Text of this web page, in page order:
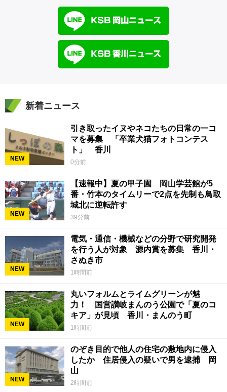
新着ニュース
NEW
引き取ったイヌやネコたちの日常の一コ
マを募集 「卒業犬猫フォトコンテス
ト」 香川
0分前
NEW
【速報中】夏の甲子園 岡山学芸館が5
番・竹本のタイムリーで2点を先制も鳥取
城北に逆転許す
39分前
NEW
電気・通信・機械などの分野で研究開発
を行う人が対象 源内賞を募集 香川・
さぬき市
1時間前
NEW
丸いフォルムとライムグリーンが魅
力！ 国営讃岐まんのう公園で「夏のコ
キア」が見頃 香川・まんのう町
1時間前
NEW
のぞき目的で他人の住宅の敷地内に侵入
したか 住居侵入の疑いで男を逮捕 岡
山
2時間前